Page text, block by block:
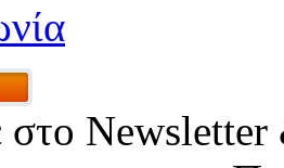
στο Νewsletter